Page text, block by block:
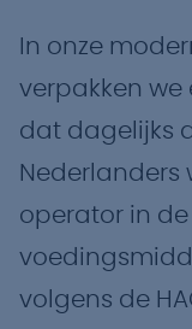
In onze
verpakken
dat dagelijks
Nederlanders
operator in de
volgens de